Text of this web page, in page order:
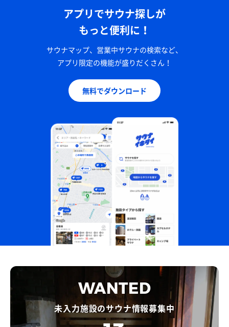
ブタニボセカンド・コツ肉トッピング
いきなりセカンドにしてしまいました！美味すぎる…
アプリでサウナ探しが
もっと便利に！
サウナマップ、営業中サウナの検索など、
アプリ限定の機能が盛りだくさん！
無料でダウンロード
WANTED
未入力施設のサウナ情報募集中